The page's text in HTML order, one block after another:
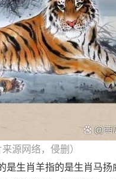
来源网络，侵删）
生肖羊指的是生肖马